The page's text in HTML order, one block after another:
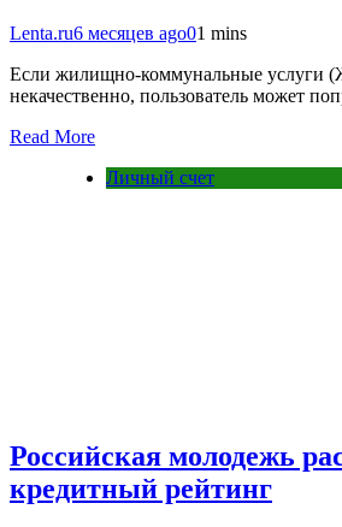
Lenta.ru6 месяцев ago01 mins
Если жилищно-коммунальные услуги
некачественно, пользователь может
Read More
Личный счет
Российская молодежь
кредитный рейтинг